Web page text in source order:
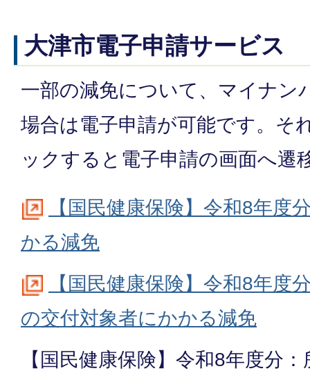
大津市電子申請サービス
一部の減免について、マイナン
場合は電子申請が可能です。そ
ックすると電子申請の画面へ遷
【国民健康保険】令和8年度
かる減免
【国民健康保険】令和8年度
の交付対象者にかかる減免
【国民健康保険】令和8年度分